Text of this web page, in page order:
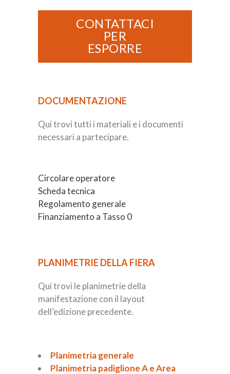
CONTATTACI
PER
ESPORRE
DOCUMENTAZIONE
Qui trovi tutti i materiali e i documenti
necessari a partecipare.
Circolare operatore
Scheda tecnica
Regolamento generale
Finanziamento a Tasso 0
PLANIMETRIE DELLA FIERA
Qui trovi le planimetrie della
manifestazione con il layout
dell’edizione precedente.
Planimetria generale
Planimetria padiglione A e Area